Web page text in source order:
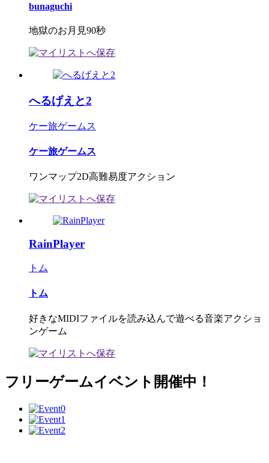
bunaguchi
地獄のお月見90秒
へるげえと2
ケー旅ゲームス
ケー旅ゲームス
ワンマップ2D高難易度アクション
RainPlayer
トム
トム
好きなMIDIファイルを読み込んで遊べる音楽アクショ
ンゲーム
フリーゲームイベント開催中！